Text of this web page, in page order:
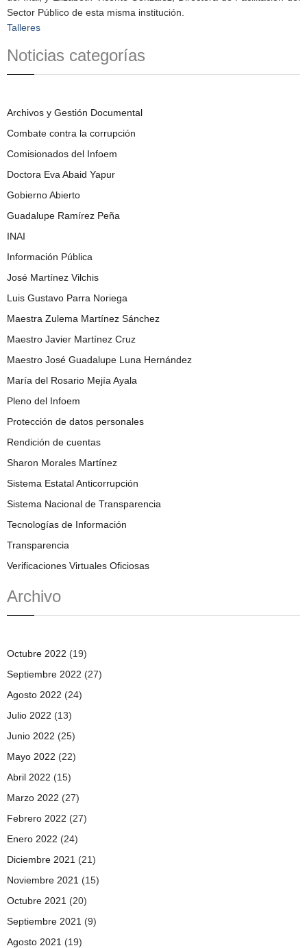
Sector Público de esta misma institución.
Talleres
Noticias categorías
Archivos y Gestión Documental
Combate contra la corrupción
Comisionados del Infoem
Doctora Eva Abaid Yapur
Gobierno Abierto
Guadalupe Ramírez Peña
INAI
Información Pública
José Martínez Vilchis
Luis Gustavo Parra Noriega
Maestra Zulema Martínez Sánchez
Maestro Javier Martínez Cruz
Maestro José Guadalupe Luna Hernández
María del Rosario Mejía Ayala
Pleno del Infoem
Protección de datos personales
Rendición de cuentas
Sharon Morales Martínez
Sistema Estatal Anticorrupción
Sistema Nacional de Transparencia
Tecnologías de Información
Transparencia
Verificaciones Virtuales Oficiosas
Archivo
Octubre 2022 (19)
Septiembre 2022 (27)
Agosto 2022 (24)
Julio 2022 (13)
Junio 2022 (25)
Mayo 2022 (22)
Abril 2022 (15)
Marzo 2022 (27)
Febrero 2022 (27)
Enero 2022 (24)
Diciembre 2021 (21)
Noviembre 2021 (15)
Octubre 2021 (20)
Septiembre 2021 (9)
Agosto 2021 (19)